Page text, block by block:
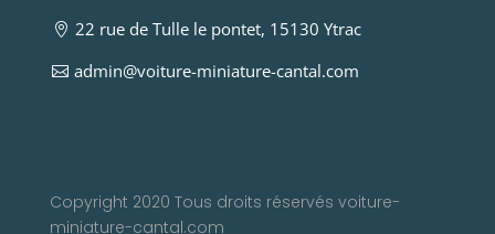
22 rue de Tulle le pontet, 15130 Ytrac
admin@voiture-miniature-cantal.com
Copyright 2020 Tous droits réservés voiture-
miniature-cantal.com